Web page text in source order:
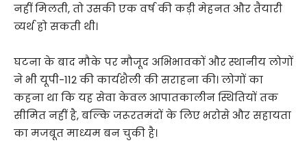
नहीं मिलती, तो उसकी एक वर्ष की कड़ी मेहनत और तैयारी
व्यर्थ हो सकती थी।
घटना के बाद मौके पर मौजूद अभिभावकों और स्थानीय लोगों
ने भी यूपी-112 की कार्यशैली की सराहना की। लोगों का
कहना था कि यह सेवा केवल आपातकालीन स्थितियों तक
सीमित नहीं है, बल्कि जरूरतमंदों के लिए भरोसे और सहायता
का मजबूत माध्यम बन चुकी है।